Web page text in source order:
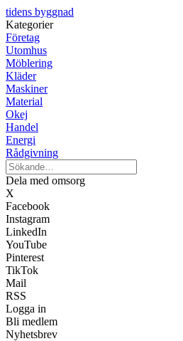
tidens byggnad
Kategorier
Företag
Utomhus
Möblering
Kläder
Maskiner
Material
Okej
Handel
Energi
Rådgivning
Dela med omsorg
X
Facebook
Instagram
LinkedIn
YouTube
Pinterest
TikTok
Mail
RSS
Logga in
Bli medlem
Nyhetsbrev